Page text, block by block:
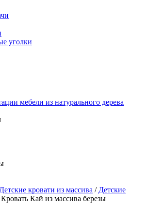
уголки
мебели из натурального дерева
Детские кровати из массива / Детские
Кай из массива березы